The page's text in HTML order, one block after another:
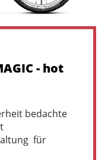
- hot
bedachte
für